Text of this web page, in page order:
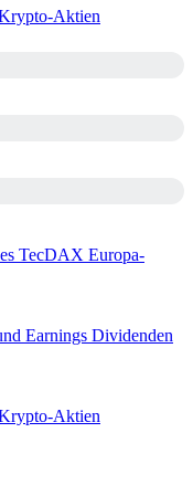
Aktien
TecDAX Europa-
Earnings Dividenden
Aktien